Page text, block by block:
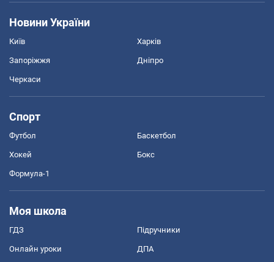
Новини України
Київ Харків
Запоріжжя Дніпро
Черкаси
Спорт
Футбол Баскетбол
Хокей Бокс
Формула-1
Моя школа
ГДЗ Підручники
Онлайн уроки ДПА